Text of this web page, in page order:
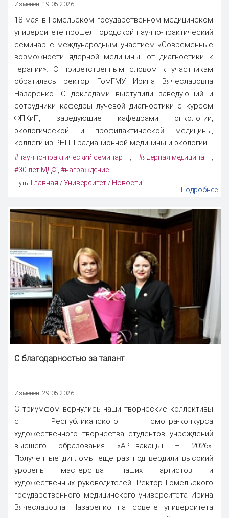
Изменен: 19.05.2026
18 мая в Гомельском государственном медицинском
университете прошел городской научно-практический
семинар с международным участием «Современные
возможности ядерной медицины: от диагностики к
терапии». С приветственным словом к участникам
обратилась ректор ГомГМУ Ирина Вячеславовна
Назаренко. С докладами выступили заведующий и
сотрудники кафедры лучевой диагностики с курсом
ФПКиП, заведующие кафедрами онкологии,
экологической и профилактической медицины,
коллеги из РНПЦ радиационной медицины и экологии...
#научно-практический семинар , #ядерная медицина ,
#30 лет МДФ , #награждение
Путь: Главная / Университет / Новости
Подробнее
С благодарностью за талант
Изменен: 29.05.2026
С триумфом вернулись наши творческие коллективы
с Республиканского смотра-конкурса
художественного творчества студентов учреждений
высшего образования «АРТ-вакацыі – 2026».
Полученные дипломы ещё раз подтвердили высокий
уровень мастерства наших артистов и
художественных руководителей. Ректор Гомельского
государственного медицинского университета Ирина
Вячеславовна Назаренко на совете университета